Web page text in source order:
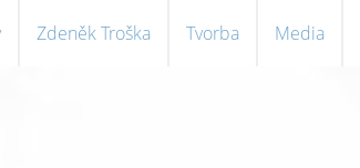
Zdeněk Troška Tvorba Media